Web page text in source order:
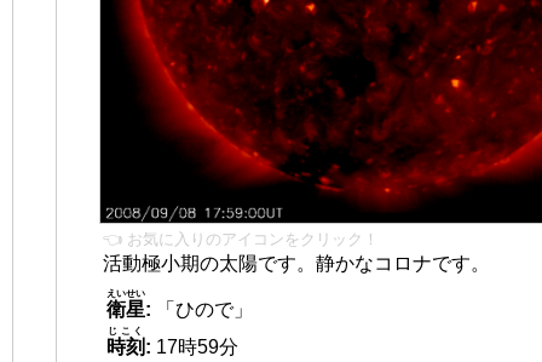
👈 お気に入りのアイコンをクリック！
活動極小期の太陽です。静かなコロナです。
衛星
えいせい
:
「ひので」
時刻
じこく
: 17時59分